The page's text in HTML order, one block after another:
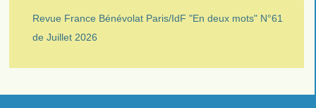
Revue France Bénévolat Paris/IdF "En deux mots" N°61
de Juillet 2026